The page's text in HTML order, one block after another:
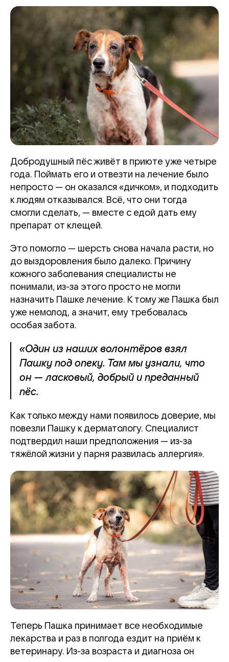
Добродушный пёс живёт в приюте уже четыре
года. Поймать его и отвезти на лечение было
непросто — он оказался «дичком», и подходить
к людям отказывался. Всё, что они тогда
смогли сделать, — вместе с едой дать ему
препарат от клещей.
Это помогло — шерсть снова начала расти, но
до выздоровления было далеко. Причину
кожного заболевания специалисты не
понимали, из-за этого просто не могли
назначить Пашке лечение. К тому же Пашка был
уже немолод, а значит, ему требовалась
особая забота.
«Один из наших волонтёров взял
Пашку под опеку. Там мы узнали, что
он — ласковый, добрый и преданный
пёс.
Как только между нами появилось доверие, мы
повезли Пашку к дерматологу. Специалист
подтвердил наши предположения — из-за
тяжёлой жизни у парня развилась аллергия».
Теперь Пашка принимает все необходимые
лекарства и раз в полгода ездит на приём к
ветеринару. Из-за возраста и диагноза он